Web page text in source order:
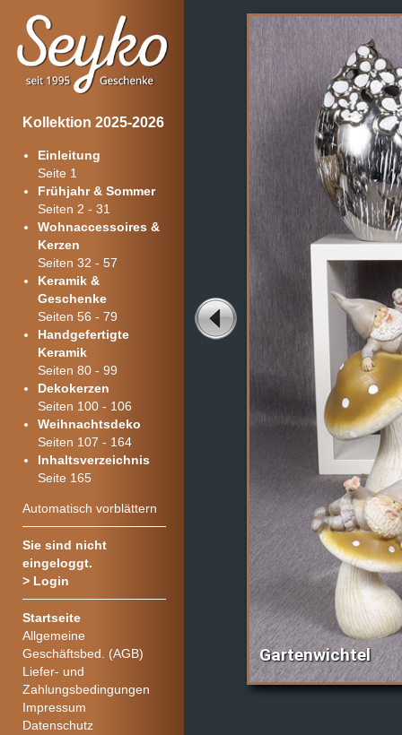
Kollektion 2025-2026
Einleitung
Seite 1
Frühjahr & Sommer
Seiten 2 - 31
Wohnaccessoires &
Kerzen
Seiten 32 - 57
Keramik &
Geschenke
Seiten 56 - 79
Handgefertigte
Keramik
Seiten 80 - 99
Dekokerzen
Seiten 100 - 106
Weihnachtsdeko
Seiten 107 - 164
Inhaltsverzeichnis
Seite 165
Automatisch vorblättern
Sie sind nicht
eingeloggt.
> Login
Startseite
Allgemeine
Geschäftsbed. (AGB)
Liefer- und
Zahlungsbedingungen
Impressum
Datenschutz
Gartenwichtel